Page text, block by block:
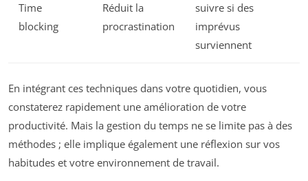
Time
blocking
Réduit la
procrastination
suivre si des
imprévus
surviennent
En intégrant ces techniques dans votre quotidien, vous
constaterez rapidement une amélioration de votre
productivité. Mais la gestion du temps ne se limite pas à des
méthodes ; elle implique également une réflexion sur vos
habitudes et votre environnement de travail.